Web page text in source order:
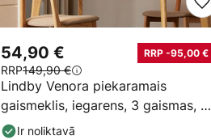
Lindby Venora piekaramais
gaismeklis, iegarens, 3 gaismas, 15
cm, bambuss
54,90 € RRP -95,00 €
RRP149,90 €
Ir noliktavā